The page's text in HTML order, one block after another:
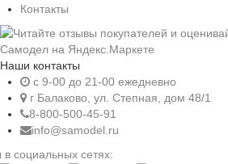
Контакты
Наши контакты
c 9-00 до 21-00 ежедневно
г Балаково, ул. Степная, дом 48/1
8-800-500-45-91
info@samodel.ru
социальных сетях: